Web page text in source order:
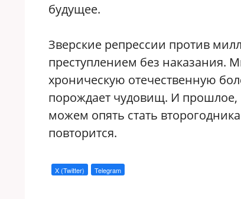
будущее.
Зверские репрессии против
преступлением без наказания.
хроническую отечественную
порождает чудовищ. И прошлое,
можем опять стать
повторится.
X (Twitter) Telegram